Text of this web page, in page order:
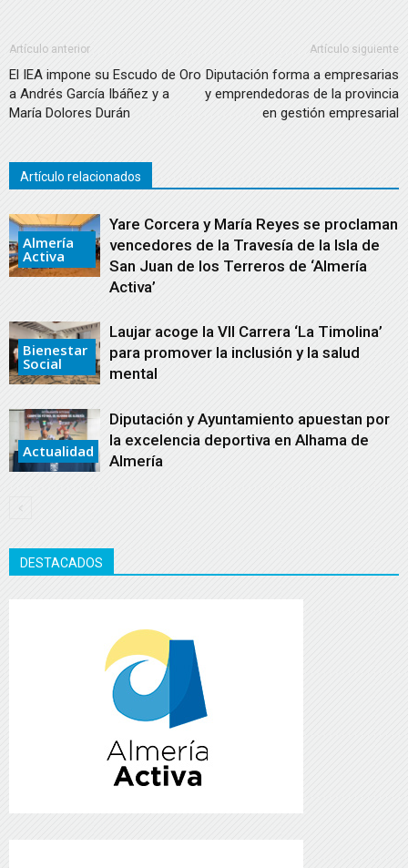
Artículo anterior
El IEA impone su Escudo de Oro
a Andrés García Ibáñez y a
María Dolores Durán
Artículo siguiente
Diputación forma a empresarias
y emprendedoras de la provincia
en gestión empresarial
Artículo relacionados
Almería
Activa
Yare Corcera y María Reyes se proclaman
vencedores de la Travesía de la Isla de
San Juan de los Terreros de ‘Almería
Activa’
Bienestar
Social
Laujar acoge la VII Carrera ‘La Timolina’
para promover la inclusión y la salud
mental
Actualidad
Diputación y Ayuntamiento apuestan por
la excelencia deportiva en Alhama de
Almería
DESTACADOS